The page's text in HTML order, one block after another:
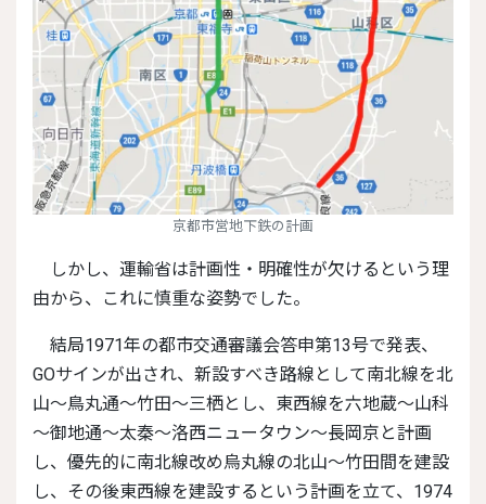
京都市営地下鉄の計画
しかし、運輸省は計画性・明確性が欠けるという理
由から、これに慎重な姿勢でした。
結局1971年の都市交通審議会答申第13号で発表、
GOサインが出され、新設すべき路線として南北線を北
山～鳥丸通～竹田～三栖とし、東西線を六地蔵～山科
～御地通～太秦～洛西ニュータウン～長岡京と計画
し、優先的に南北線改め烏丸線の北山～竹田間を建設
し、その後東西線を建設するという計画を立て、1974